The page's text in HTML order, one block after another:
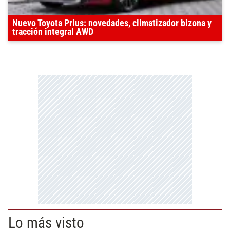
Nuevo Toyota Prius: novedades, climatizador bizona y
tracción integral AWD
Lo más visto